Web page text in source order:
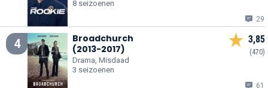
8 seizoenen
29
4
Broadchurch
(2013-2017)
Drama, Misdaad
3 seizoenen
3,85
(470)
61